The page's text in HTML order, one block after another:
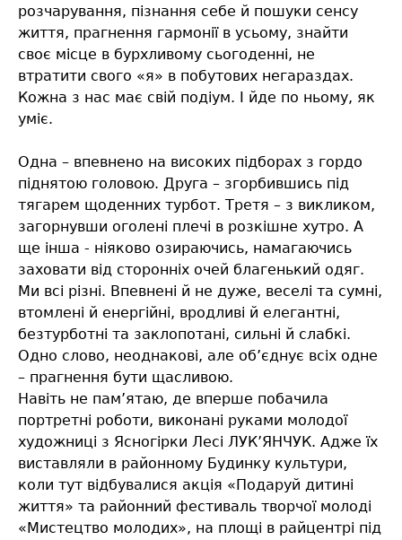
розчарування, пізнання себе й пошуки сенсу
життя, прагнення гармонії в усьому, знайти
своє місце в бурхливому сьогоденні, не
втратити свого «я» в побутових негараздах.
Кожна з нас має свій подіум. І йде по ньому, як
уміє.
Одна – впевнено на високих підборах з гордо
піднятою головою. Друга – згорбившись під
тягарем щоденних турбот. Третя – з викликом,
загорнувши оголені плечі в розкішне хутро. А
ще інша - ніяково озираючись, намагаючись
заховати від сторонніх очей благенький одяг.
Ми всі різні. Впевнені й не дуже, веселі та сумні,
втомлені й енергійні, вродливі й елегантні,
безтурботні та заклопотані, сильні й слабкі.
Одно слово, неоднакові, але об’єднує всіх одне
– прагнення бути щасливою.
Навіть не пам’ятаю, де вперше побачила
портретні роботи, виконані руками молодої
художниці з Ясногірки Лесі ЛУК’ЯНЧУК. Адже їх
виставляли в районному Будинку культури,
коли тут відбувалися акція «Подаруй дитині
життя» та районний фестиваль творчої молоді
«Мистецтво молодих», на площі в райцентрі під